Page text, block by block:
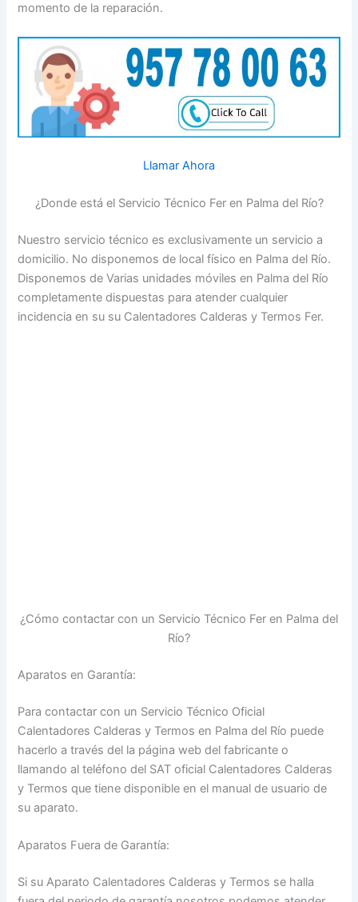
momento de la reparación.
Llamar Ahora
¿Donde está el Servicio Técnico Fer en Palma del Río?
Nuestro servicio técnico es exclusivamente un servicio a
domicilio. No disponemos de local físico en Palma del Río.
Disponemos de Varias unidades móviles en Palma del Río
completamente dispuestas para atender cualquier
incidencia en su su Calentadores Calderas y Termos Fer.
¿Cómo contactar con un Servicio Técnico Fer en Palma del
Río?
Aparatos en Garantía:
Para contactar con un Servicio Técnico Oficial
Calentadores Calderas y Termos en Palma del Río puede
hacerlo a través del la página web del fabricante o
llamando al teléfono del SAT oficial Calentadores Calderas
y Termos que tiene disponible en el manual de usuario de
su aparato.
Aparatos Fuera de Garantía:
Si su Aparato Calentadores Calderas y Termos se halla